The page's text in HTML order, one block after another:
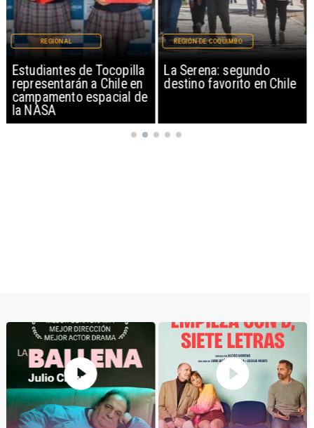
Estudiantes de Tocopilla
representarán a Chile en
campamento espacial de
la NASA
REGIONAL
La Serena: segundo
destino favorito en Chile
REGIÓN DE COQUIMBO